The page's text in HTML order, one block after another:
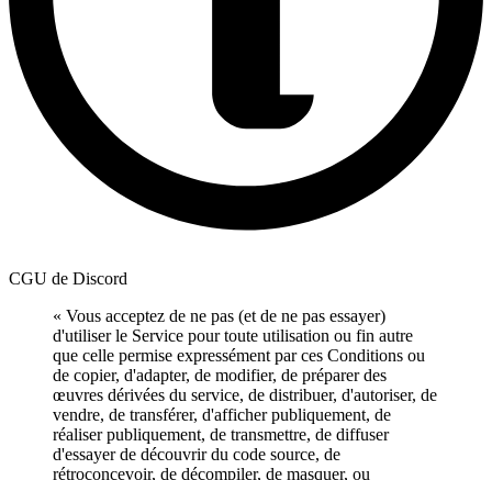
CGU de Discord
« Vous acceptez de ne pas (et de ne pas essayer)
d'utiliser le Service pour toute utilisation ou fin autre
que celle permise expressément par ces Conditions ou
de copier, d'adapter, de modifier, de préparer des
œuvres dérivées du service, de distribuer, d'autoriser, de
vendre, de transférer, d'afficher publiquement, de
réaliser publiquement, de transmettre, de diffuser
d'essayer de découvrir du code source, de
rétroconcevoir, de décompiler, de masquer, ou